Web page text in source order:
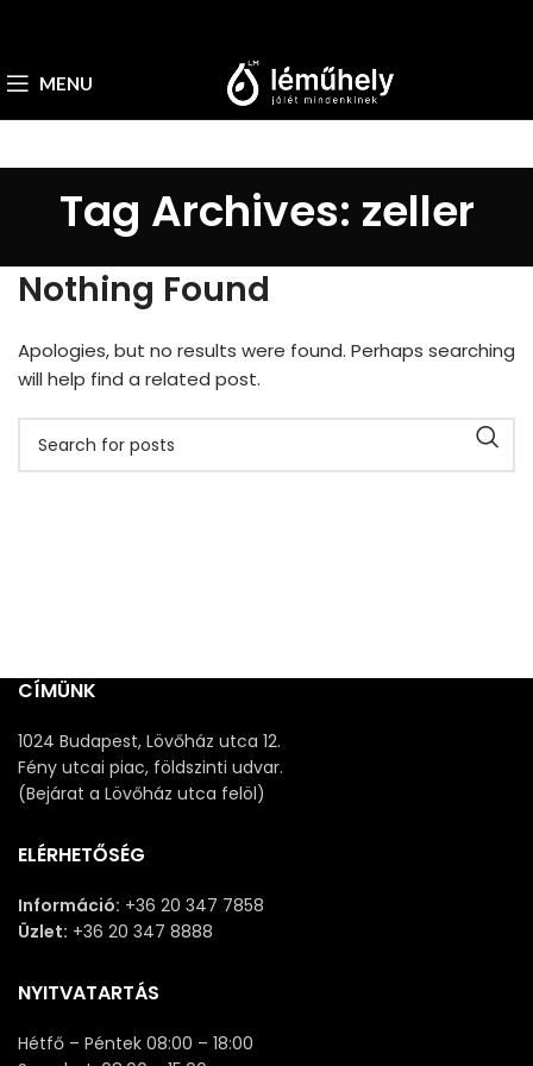
MENU
Tag Archives: zeller
Nothing Found
Apologies, but no results were found. Perhaps searching
will help find a related post.
CÍMÜNK
1024 Budapest, Lövőház utca 12.
Fény utcai piac, földszinti udvar.
(Bejárat a Lövőház utca felöl)
ELÉRHETŐSÉG
Információ: +36 20 347 7858
Üzlet: +36 20 347 8888
NYITVATARTÁS
Hétfő – Péntek 08:00 – 18:00